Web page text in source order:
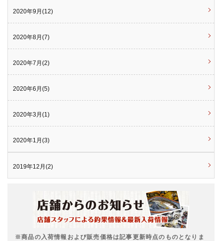
2020年9月(12)
2020年8月(7)
2020年7月(2)
2020年6月(5)
2020年3月(1)
2020年1月(3)
2019年12月(2)
※商品の入荷情報および販売価格は記事更新時点のものとなりま